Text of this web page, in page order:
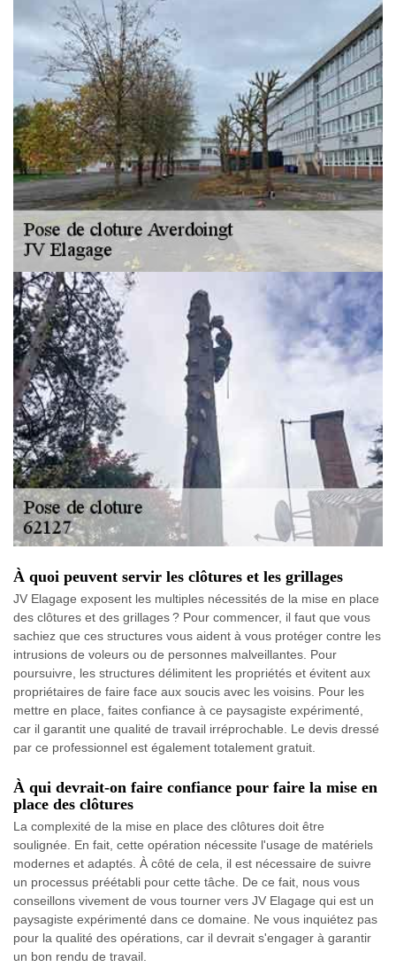
À quoi peuvent servir les clôtures et les grillages
JV Elagage exposent les multiples nécessités de la mise en place
des clôtures et des grillages ? Pour commencer, il faut que vous
sachiez que ces structures vous aident à vous protéger contre les
intrusions de voleurs ou de personnes malveillantes. Pour
poursuivre, les structures délimitent les propriétés et évitent aux
propriétaires de faire face aux soucis avec les voisins. Pour les
mettre en place, faites confiance à ce paysagiste expérimenté,
car il garantit une qualité de travail irréprochable. Le devis dressé
par ce professionnel est également totalement gratuit.
À qui devrait-on faire confiance pour faire la mise en
place des clôtures
La complexité de la mise en place des clôtures doit être
soulignée. En fait, cette opération nécessite l'usage de matériels
modernes et adaptés. À côté de cela, il est nécessaire de suivre
un processus préétabli pour cette tâche. De ce fait, nous vous
conseillons vivement de vous tourner vers JV Elagage qui est un
paysagiste expérimenté dans ce domaine. Ne vous inquiétez pas
pour la qualité des opérations, car il devrait s'engager à garantir
un bon rendu de travail.